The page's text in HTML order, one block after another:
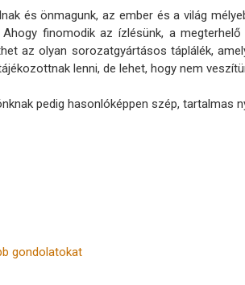
és önmagunk, az ember és a világ
finomodik az ízlésünk, a
az olyan sorozatgyártásos táplálék,
lenni, de lehet, hogy nem
pedig hasonlóképpen szép, tartalmas
gondolatokat